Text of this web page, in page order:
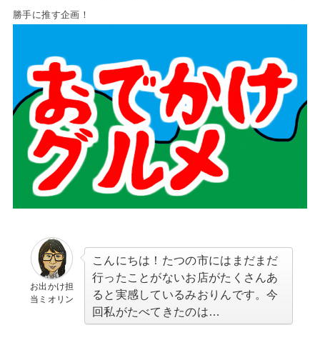
勝手に推す企画！
お出かけ担
当ミオリン
こんにちは！たつの市にはまだまだ
行ったことがないお店がたくさんあ
ると実感しているみおりんです。今
回私がたべてきたのは…